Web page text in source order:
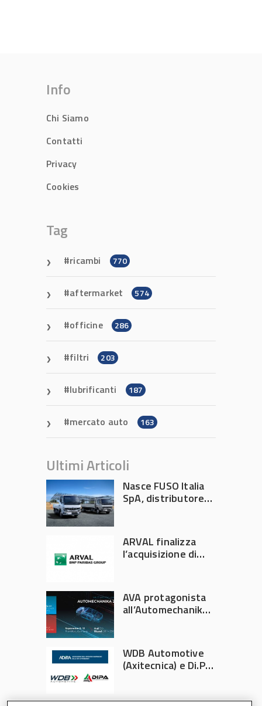
Info
Chi Siamo
Contatti
Privacy
Cookies
Tag
ricambi 770
aftermarket 574
officine 286
filtri 203
lubrificanti 187
mercato auto 163
Ultimi Articoli
Nasce FUSO Italia
SpA, distributore
ARVAL finalizza
l’acquisizione di
AVA protagonista
all’Automechanika
WDB Automotive
(Axitecnica) e Di.Pa.